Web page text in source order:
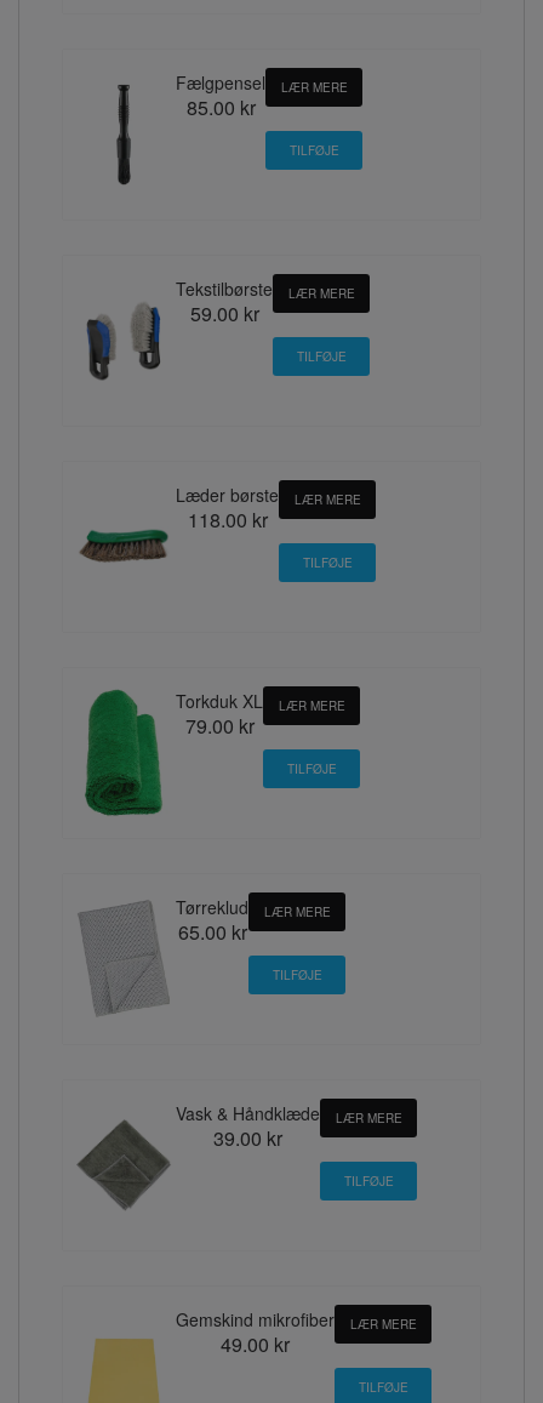
Fælgpensel
85.00 kr
LÆR MERE
Tekstilbørste
59.00 kr
LÆR MERE
Læder børste
118.00 kr
LÆR MERE
Torkduk XL
79.00 kr
LÆR MERE
Tørreklud
65.00 kr
LÆR MERE
Vask & Håndklæde
39.00 kr
LÆR MERE
Gemskind mikrofiber
49.00 kr
LÆR MERE